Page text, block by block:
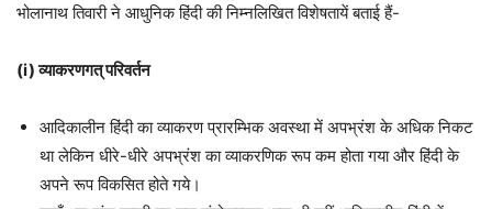
भोलानाथ तिवारी ने आधुनिक हिंदी की निम्नलिखित विशेषतायें बताई हैं-
(i) व्याकरणगत् परिवर्तन
आदिकालीन हिंदी का व्याकरण प्रारम्भिक अवस्था में अपभ्रंश के अधिक निकट
था लेकिन धीरे-धीरे अपभ्रंश का व्याकरणिक रूप कम होता गया और हिंदी के
अपने रूप विकसित होते गये।